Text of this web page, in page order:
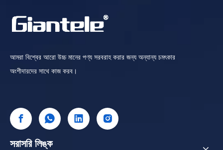
আমরা বিশ্বের আরো উচ্চ মানের পণ্য সরবরাহ করার জন্য অন্যান্য চমৎকার
অংশীদারদের সাথে কাজ করব।
সরাসরি লিঙ্ক